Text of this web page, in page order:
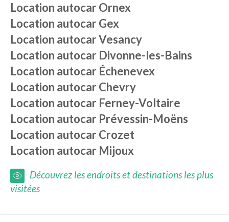
Location autocarOrnex
Location autocarGex
Location autocarVesancy
Location autocar Divonne-les-Bains
Location autocar Échenevex
Location autocarChevry
Location autocar Ferney-Voltaire
Location autocar Prévessin-Moëns
Location autocarCrozet
Location autocar Mijoux
Découvrez les endroits et destinations les plus
visitées